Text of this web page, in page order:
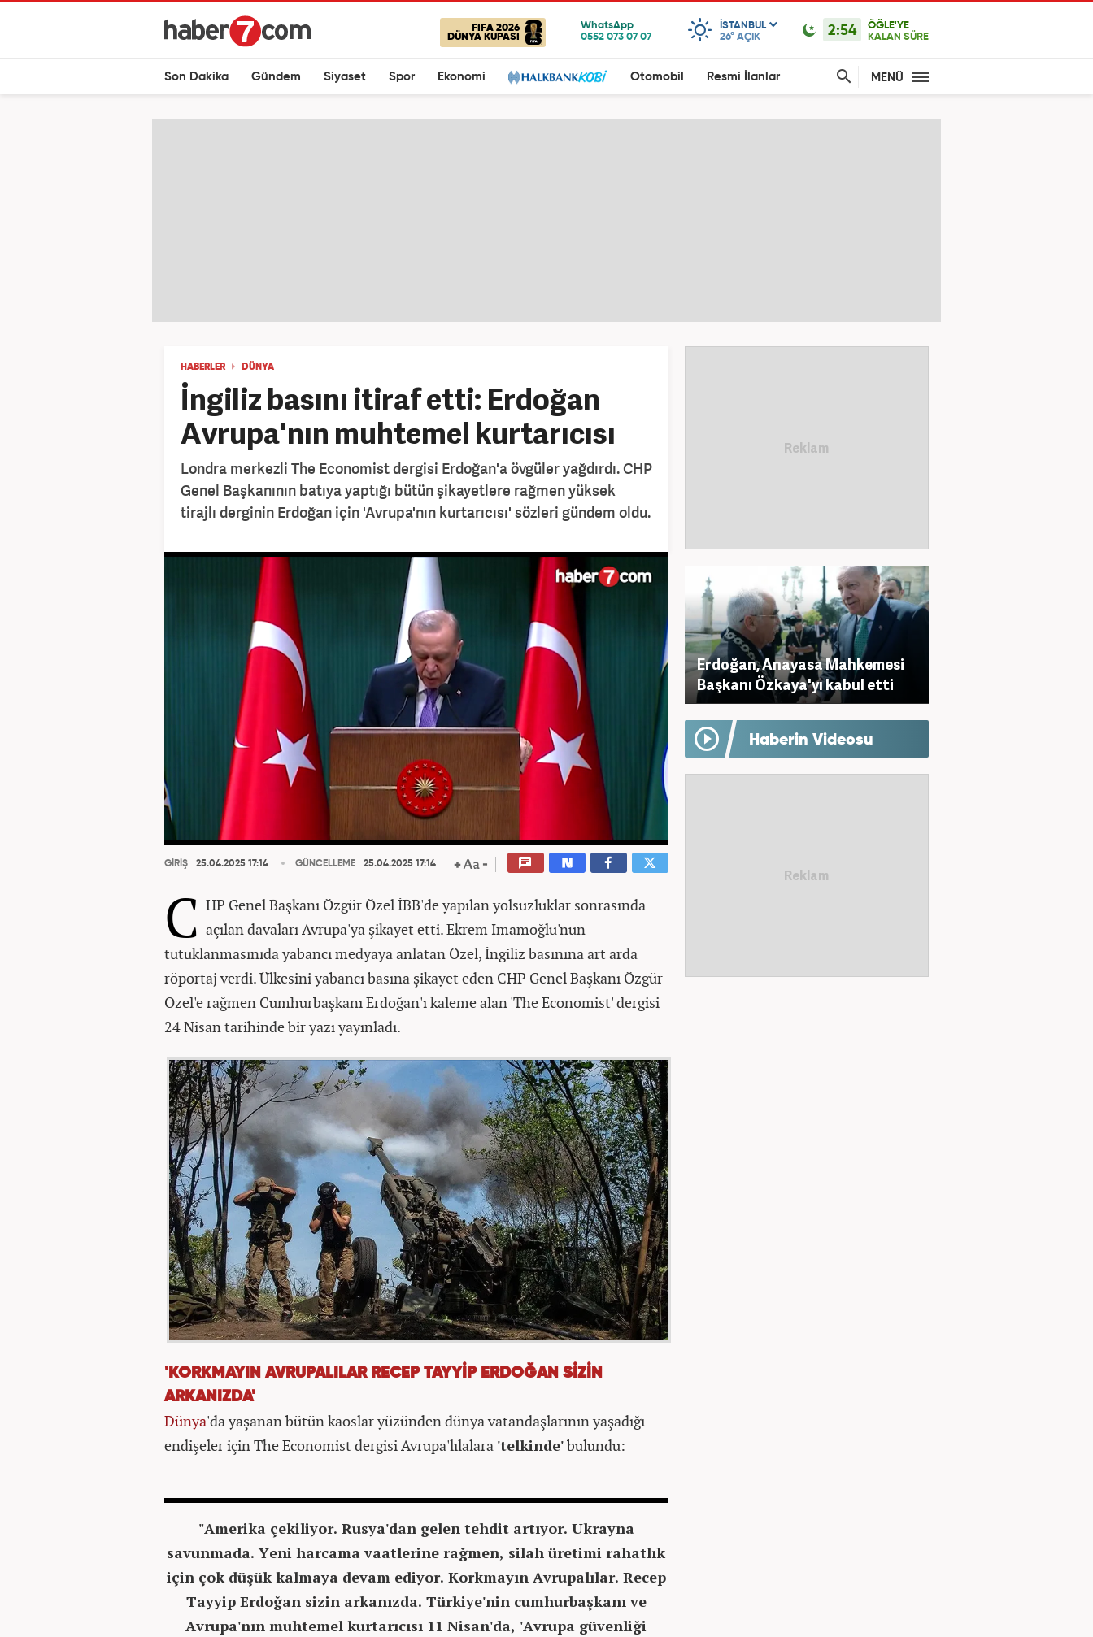
FIFA 2026
DÜNYA KUPASI
ISTANBUL
26° AÇIK 2:54
ÖĞLE'YE
KALAN SÜRE
Son Dakika Gündem Siyaset Spor Ekonomi Otomobil Resmi İlanlar MENÜ
HABERLER DÜNYA
İngiliz basını itiraf etti: Erdoğan
Avrupa'nın muhtemel kurtarıcısı
Londra merkezli The Economist dergisi Erdoğan'a övgüler yağdırdı. CHP
Genel Başkanının batıya yaptığı bütün şikayetlere rağmen yüksek
tirajlı derginin Erdoğan için 'Avrupa'nın kurtarıcısı' sözleri gündem oldu.
GİRİŞ 25.04.2025 17:14 GÜNCELLEME 25.04.2025 17:14
C HP Genel Başkanı Özgür Özel İBB'de yapılan yolsuzluklar sonrasında
açılan davaları Avrupa'ya şikayet etti. Ekrem İmamoğlu'nun
tutuklanmasınıda yabancı medyaya anlatan Özel, İngiliz basınına art arda
röportaj verdi. Ülkesini yabancı basına şikayet eden CHP Genel Başkanı Özgür
Özel'e rağmen Cumhurbaşkanı Erdoğan'ı kaleme alan 'The Economist' dergisi
24 Nisan tarihinde bir yazı yayınladı.
'KORKMAYIN AVRUPALILAR RECEP TAYYİP ERDOĞAN SİZİN
ARKANIZDA'
Dünya'da yaşanan bütün kaoslar yüzünden dünya vatandaşlarının yaşadığı
endişeler için The Economist dergisi Avrupa'lılalara 'telkinde'bulundu:
"Amerika çekiliyor. Rusya'dan gelen tehdit artıyor. Ukrayna
savunmada. Yeni harcama vaatlerine rağmen, silah üretimi rahatlık
için çok düşük kalmaya devam ediyor. Korkmayın Avrupalılar. Recep
Tayyip Erdoğan sizin arkanızda. Türkiye'nin cumhurbaşkanı ve
Avrupa'nın muhtemel kurtarıcısı 11 Nisan'da, 'Avrupa güvenliği
Erdoğan, Anayasa Mahkemesi
Başkanı Özkaya'yı kabul etti
Haberin Videosu